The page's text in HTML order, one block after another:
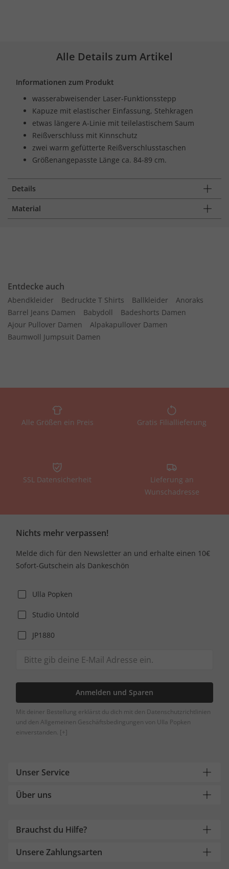
Alle Details zum Artikel
Informationen zum Produkt
wasserabweisender Laser-Funktionsstepp
Kapuze mit elastischer Einfassung, Stehkragen
etwas längere A-Linie mit teilelastischem Saum
Reißverschluss mit Kinnschutz
zwei warm gefütterte Reißverschlusstaschen
Größenangepasste Länge ca. 84-89 cm.
Details
Material
Entdecke auch
Abendkleider Bedruckte T Shirts Ballkleider
Anoraks
Barrel Jeans Damen
Babydoll
Badeshorts Damen
Ajour Pullover Damen
Alpakapullover Damen
Baumwoll Jumpsuit Damen
Alle Größen ein Preis Gratis Filiallieferung
SSL Datensicherheit
Lieferung an
Wunschadresse
Nichts mehr verpassen!
Melde dich für den Newsletter an und erhalte einen 10€
Sofort-Gutschein als Dankeschön
Ulla Popken
Studio Untold
JP1880
Anmelden und Sparen
Mit deiner Bestellung erklärst du dich mit den Datenschutzrichtlinien
und den Allgemeinen Geschäftsbedingungen von Ulla Popken
einverstanden. [+]
Unser Service
Über uns
Brauchst du Hilfe?
Unsere Zahlungsarten